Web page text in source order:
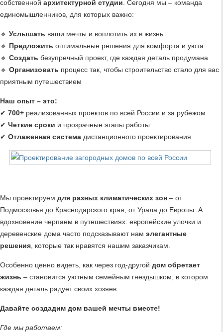
собственной архитектурной студии . Сегодня мы – команда
единомышленников, для которых важно:
🔹 Услышать ваши мечты и воплотить их в жизнь
🔹 Предложить оптимальные решения для комфорта и уюта
🔹 Создать безупречный проект, где каждая деталь продумана
🔹 Организовать процесс так, чтобы строительство стало для вас
приятным путешествием
Наш опыт – это:
✔ 700+ реализованных проектов по всей России и за рубежом
✔ Четкие сроки и прозрачные этапы работы
✔ Отлаженная система дистанционного проектирования
Мы проектируем для разных климатических зон – от
Подмосковья до Краснодарского края, от Урала до Европы. А
вдохновение черпаем в путешествиях: европейские улочки и
деревенские дома часто подсказывают нам элегантные
решения , которые так нравятся нашим заказчикам.
Особенно ценно видеть, как через год-другой дом обретает
жизнь – становится уютным семейным гнездышком, в котором
каждая деталь радует своих хозяев.
Давайте создадим дом вашей мечты вместе!
Где мы работаем: